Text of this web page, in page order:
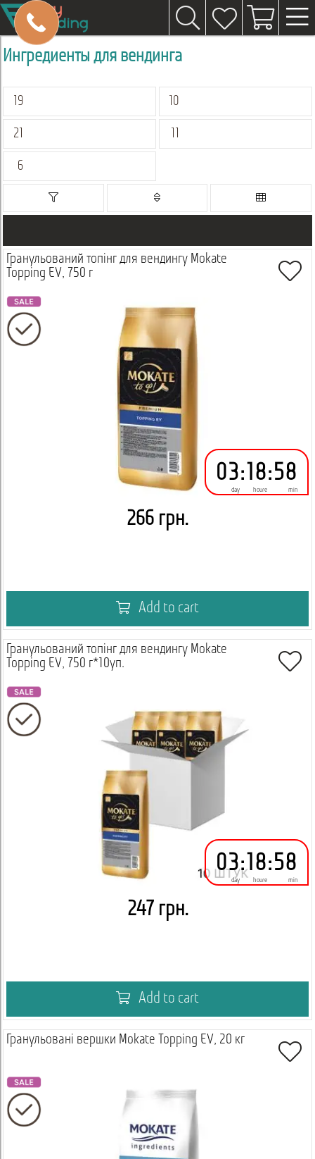
Ингредиенты для вендинга
19 10
21 11
6
Гранульований топінг для вендингу Mokate
Topping EV, 750 г
03
day
: 18
houre
:58
min
266 грн.
Add to cart
Гранульований топінг для вендингу Mokate
Topping EV, 750 г*10уп.
03
day
:18
houre
:58
min
247 грн.
Add to cart
Гранульовані вершки Mokate Topping EV, 20 кг